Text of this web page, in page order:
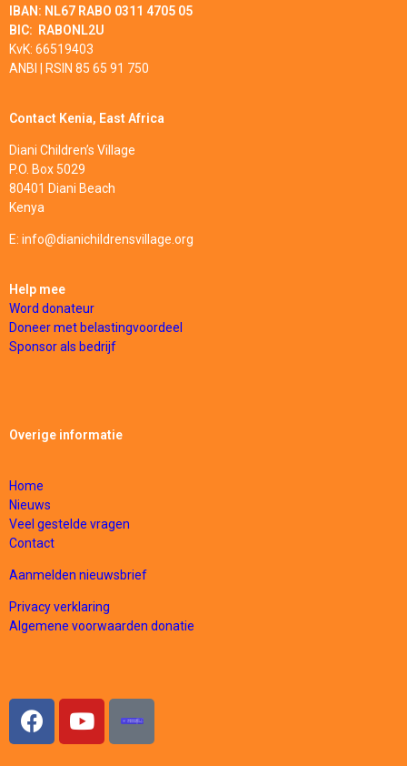
IBAN: NL67 RABO 0311 4705 05
BIC: RABONL2U
KvK: 66519403
ANBI | RSIN 85 65 91 750
Contact Kenia, East Africa
Diani Children’s Village
P.O. Box 5029
80401 Diani Beach
Kenya
E: info@dianichildrensvillage.org
Help mee
Word donateur
Doneer met belastingvoordeel
Sponsorals bedrijf
Overige informatie
Home
Nieuws
Veel gestelde vragen
Contact
Aanmelden nieuwsbrief
Privacy verklaring
Algemene voorwaarden donatie